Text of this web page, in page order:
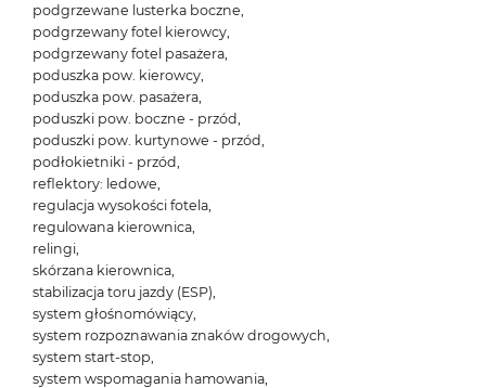
podgrzewane lusterka boczne,
podgrzewany fotel kierowcy,
podgrzewany fotel pasażera,
poduszka pow. kierowcy,
poduszka pow. pasażera,
poduszki pow. boczne - przód,
poduszki pow. kurtynowe - przód,
podłokietniki - przód,
reflektory: ledowe,
regulacja wysokości fotela,
regulowana kierownica,
relingi,
skórzana kierownica,
stabilizacja toru jazdy (ESP),
system głośnomówiący,
system rozpoznawania znaków drogowych,
system start-stop,
system wspomagania hamowania,